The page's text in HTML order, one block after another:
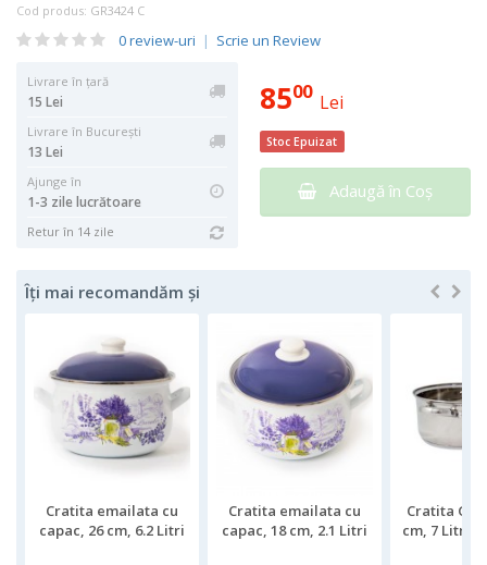
Cod produs: GR3424 C
0 review-uri | Scrie un Review
Livrare în țară
15 Lei
Livrare în București
13 Lei
Ajunge în
1-3 zile lucrătoare
Retur în 14 zile
8500 Lei
Stoc Epuizat
Adaugă în Coş
Îți mai recomandăm și
Cratita emailata cu
capac, 26 cm, 6.2 Litri
Cratita emailata cu
capac, 18 cm, 2.1 Litri
Cratita
cm, 7 Litri,